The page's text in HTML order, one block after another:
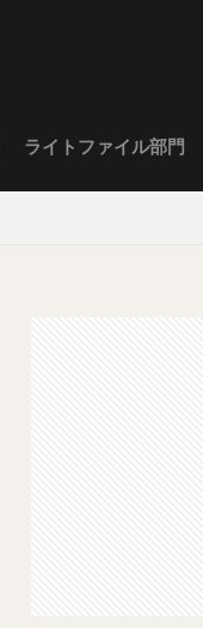
ライトファイル部門